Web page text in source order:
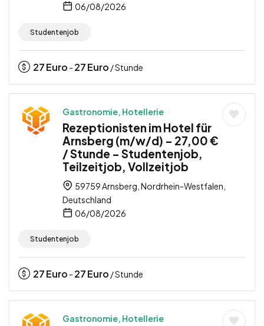
06/08/2026
Studentenjob
27Euro - 27Euro / Stunde
Gastronomie, Hotellerie
Rezeptionisten im Hotel für
Arnsberg (m/w/d) – 27,00 €
/ Stunde – Studentenjob,
Teilzeitjob, Vollzeitjob
59759 Arnsberg, Nordrhein-Westfalen,
Deutschland
06/08/2026
Studentenjob
27Euro - 27Euro / Stunde
Gastronomie, Hotellerie